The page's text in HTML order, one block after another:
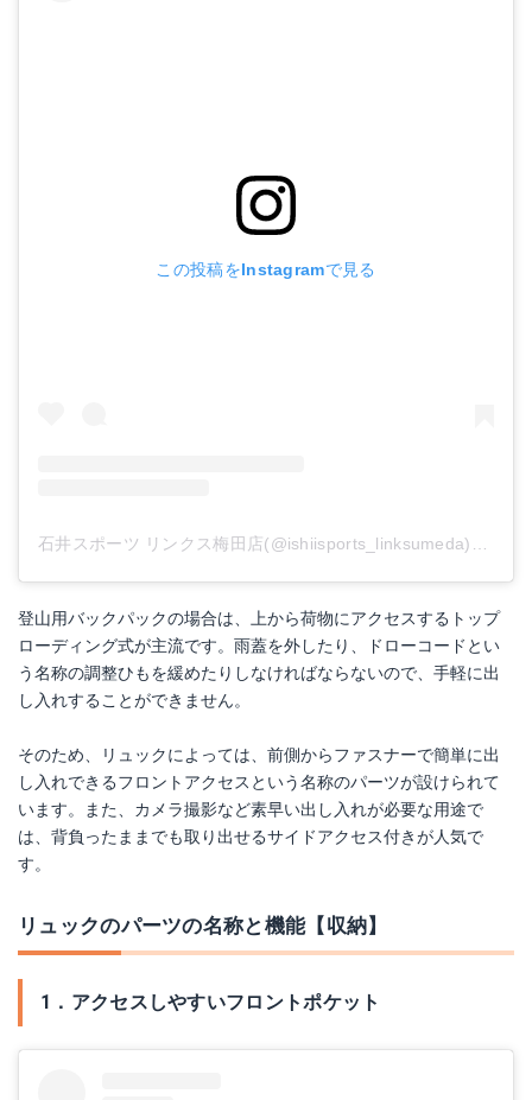
この投稿をInstagramで見る
登山用バックパックの場合は、上から荷物にアクセスするトップ
ローディング式が主流です。雨蓋を外したり、ドローコードとい
う名称の調整ひもを緩めたりしなければならないので、手軽に出
し入れすることができません。
そのため、リュックによっては、前側からファスナーで簡単に出
し入れできるフロントアクセスという名称のパーツが設けられて
います。また、カメラ撮影など素早い出し入れが必要な用途で
は、背負ったままでも取り出せるサイドアクセス付きが人気で
す。
リュックのパーツの名称と機能【収納】
1．アクセスしやすいフロントポケット